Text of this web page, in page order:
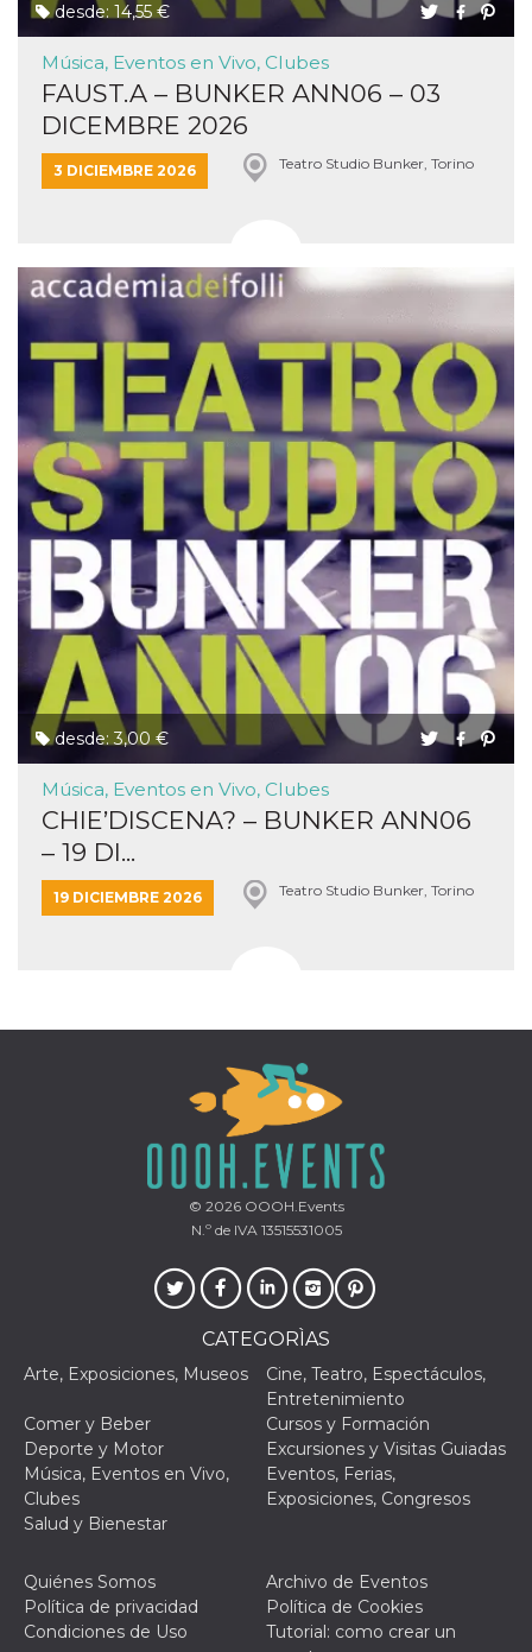
desde: 14,55 €
Música, Eventos en Vivo, Clubes
FAUST.A – BUNKER ANN06 – 03
DICEMBRE 2026
3 DICIEMBRE 2026 Teatro Studio Bunker, Torino
desde: 3,00 €
Música, Eventos en Vivo, Clubes
CHIE’DISCENA? – BUNKER ANN06
– 19 DI...
19 DICIEMBRE 2026 Teatro Studio Bunker, Torino
© 2026OOOH.Events
N.º de IVA 13515531005
CATEGORÌAS
Arte, Exposiciones, Museos
Cine, Teatro, Espectáculos,
Entretenimiento
Comer y Beber
Cursos y Formación
Deporte y Motor
Excursiones y Visitas Guiadas
Música, Eventos en Vivo,
Clubes
Eventos, Ferias,
Exposiciones, Congresos
Salud y Bienestar
Quiénes Somos
Archivo de Eventos
Política de privacidad
Política de Cookies
Condiciones de Uso
Tutorial: como crear un